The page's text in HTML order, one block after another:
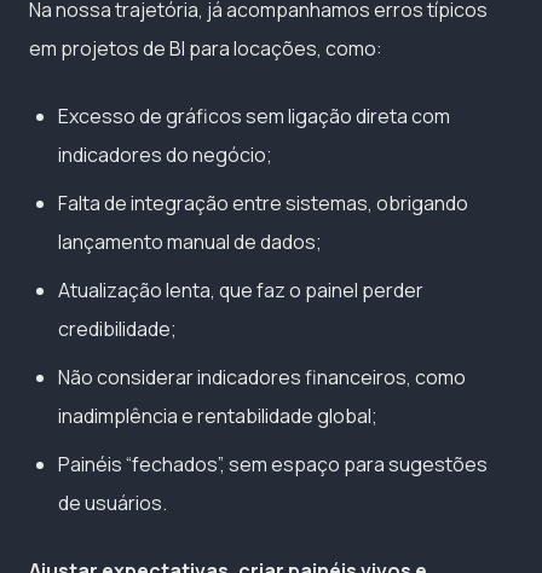
Na nossa trajetória, já acompanhamos erros típicos
em projetos de BI para locações, como:
Excesso de gráficos sem ligação direta com
indicadores do negócio;
Falta de integração entre sistemas, obrigando
lançamento manual de dados;
Atualização lenta, que faz o painel perder
credibilidade;
Não considerar indicadores financeiros, como
inadimplência e rentabilidade global;
Painéis “fechados”, sem espaço para sugestões
de usuários.